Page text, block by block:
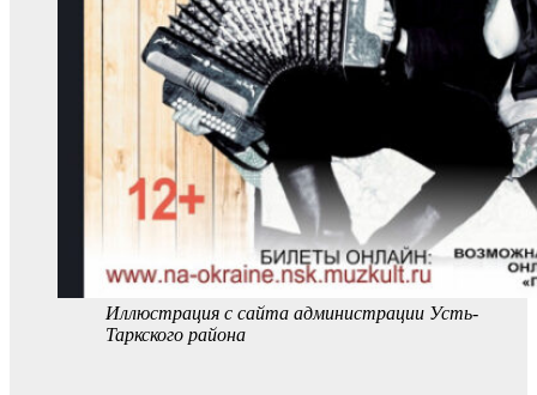
Иллюстрация с сайта администрации Усть-
Таркского района